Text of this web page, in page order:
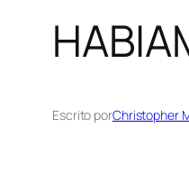
Escrito porChristopher